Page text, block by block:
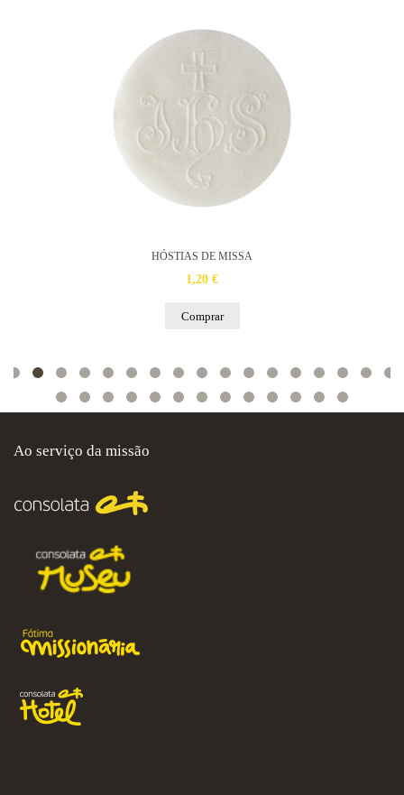
HÓSTIAS DE MISSA
1,20 €
Comprar
Ao serviço da missão